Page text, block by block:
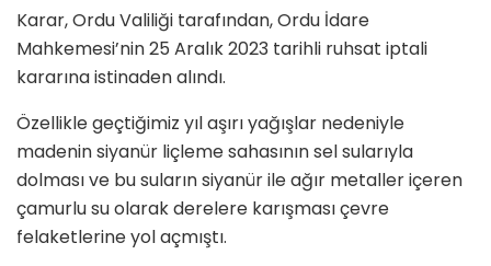
Karar, Ordu Valiliği tarafından, Ordu İdare
Mahkemesi’nin 25 Aralık 2023 tarihli ruhsat iptali
kararına istinaden alındı.
Özellikle geçtiğimiz yıl aşırı yağışlar nedeniyle
madenin siyanür liçleme sahasının sel sularıyla
dolması ve bu suların siyanür ile ağır metaller içeren
çamurlu su olarak derelere karışması çevre
felaketlerine yol açmıştı.